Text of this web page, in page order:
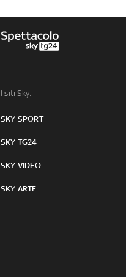
I siti Sky:
SKY SPORT
SKY TG24
SKY VIDEO
SKY ARTE